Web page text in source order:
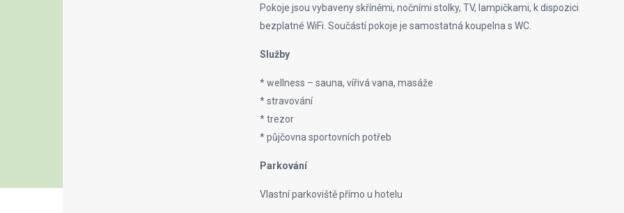
Pokoje jsou vybaveny skříněmi, nočními stolky, TV, lampičkami, k dispozici
bezplatné WiFi. Součástí pokoje je samostatná koupelna s WC.
Služby
* wellness – sauna, vířivá vana, masáže
* stravování
* trezor
* půjčovna sportovních potřeb
Parkování
Vlastní parkoviště přímo u hotelu